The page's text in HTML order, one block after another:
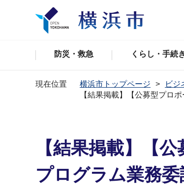
防災・救急 くらし・手続
現在位置 横浜市トップページ ビジ
【結果掲載】【公募型プロ
【結果掲載】【
プログラム業務委